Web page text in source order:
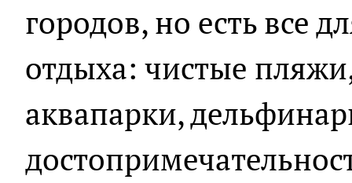
городов, но есть все
отдыха: чистые
аквапарки,